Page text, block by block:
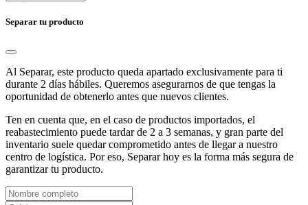
Separar tu producto
Al Separar, este producto queda apartado exclusivamente para ti
durante 2 días hábiles. Queremos asegurarnos de que tengas la
oportunidad de obtenerlo antes que nuevos clientes.
Ten en cuenta que, en el caso de productos importados, el
reabastecimiento puede tardar de 2 a 3 semanas, y gran parte del
inventario suele quedar comprometido antes de llegar a nuestro
centro de logística. Por eso, Separar hoy es la forma más segura de
garantizar tu producto.